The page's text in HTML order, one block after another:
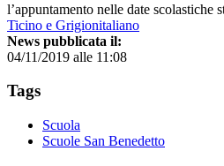
l’appuntamento nelle date scolastiche
Ticino e Grigionitaliano
News pubblicata il:
04/11/2019 alle 11:08
Tags
Scuola
Scuole San Benedetto